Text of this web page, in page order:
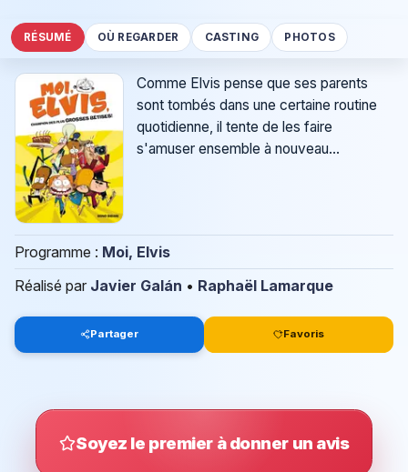
RÉSUMÉ OÙ REGARDER CASTING PHOTOS
Comme Elvis pense que ses parents
sont tombés dans une certaine routine
quotidienne, il tente de les faire
s'amuser ensemble à nouveau...
Programme : Moi, Elvis
Réalisé par Javier Galán • Raphaël Lamarque
Partager Favoris
Soyez le premier à donner un avis